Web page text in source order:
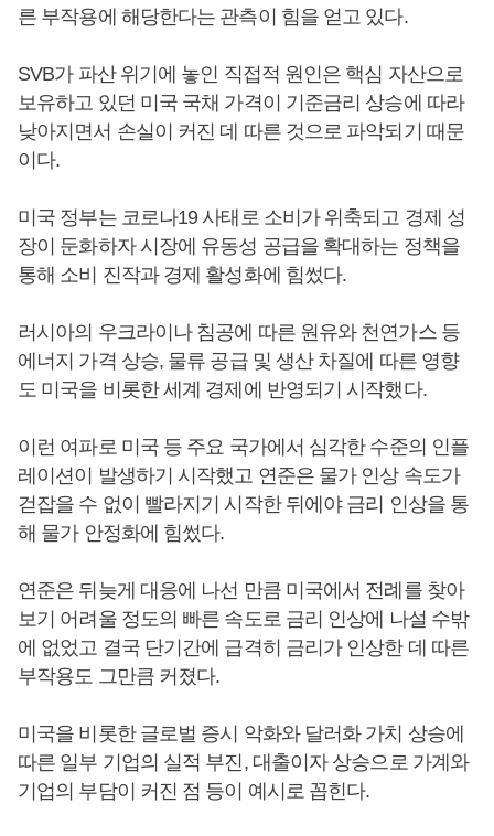
른 부작용에 해당한다는 관측이 힘을 얻고 있다.
SVB가 파산 위기에 놓인 직접적 원인은 핵심 자산으로
보유하고 있던 미국 국채 가격이 기준금리 상승에 따라
낮아지면서 손실이 커진 데 따른 것으로 파악되기 때문
이다.
미국 정부는 코로나19 사태로 소비가 위축되고 경제 성
장이 둔화하자 시장에 유동성 공급을 확대하는 정책을
통해 소비 진작과 경제 활성화에 힘썼다.
러시아의 우크라이나 침공에 따른 원유와 천연가스 등
에너지 가격 상승, 물류 공급 및 생산 차질에 따른 영향
도 미국을 비롯한 세계 경제에 반영되기 시작했다.
이런 여파로 미국 등 주요 국가에서 심각한 수준의 인플
레이션이 발생하기 시작했고 연준은 물가 인상 속도가
걷잡을 수 없이 빨라지기 시작한 뒤에야 금리 인상을 통
해 물가 안정화에 힘썼다.
연준은 뒤늦게 대응에 나선 만큼 미국에서 전례를 찾아
보기 어려울 정도의 빠른 속도로 금리 인상에 나설 수밖
에 없었고 결국 단기간에 급격히 금리가 인상한 데 따른
부작용도 그만큼 커졌다.
미국을 비롯한 글로벌 증시 악화와 달러화 가치 상승에
따른 일부 기업의 실적 부진, 대출이자 상승으로 가계와
기업의 부담이 커진 점 등이 예시로 꼽힌다.